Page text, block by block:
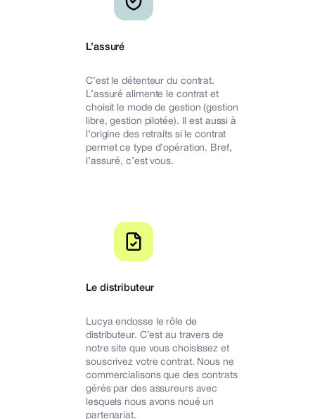
L’assuré
C’est le détenteur du contrat.
L’assuré alimente le contrat et
choisit le mode de gestion (gestion
libre, gestion pilotée). Il est aussi à
l’origine des retraits si le contrat
permet ce type d’opération. Bref,
l’assuré, c’est vous.
Le distributeur
Lucya endosse le rôle de
distributeur. C’est au travers de
notre site que vous choisissez et
souscrivez votre contrat. Nous ne
commercialisons que des contrats
gérés par des assureurs avec
lesquels nous avons noué un
partenariat.